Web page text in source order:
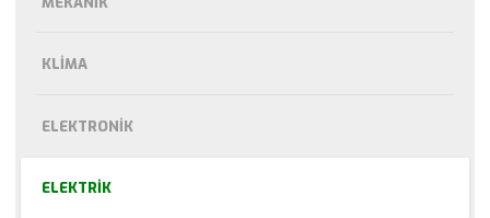
KLIMA
ELEKTRONIK
ELEKTRIK